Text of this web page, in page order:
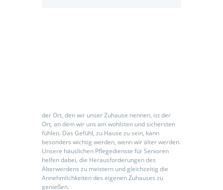
der Ort, den wir unser Zuhause nennen, ist der
Ort, an dem wir uns am wohlsten und sichersten
fühlen. Das Gefühl, zu Hause zu sein, kann
besonders wichtig werden, wenn wir älter werden.
Unsere häuslichen Pflegedienste für Senioren
helfen dabei, die Herausforderungen des
Älterwerdens zu meistern und gleichzeitig die
Annehmlichkeiten des eigenen Zuhauses zu
genießen.